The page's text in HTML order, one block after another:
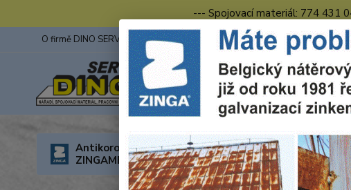
--- Spojovací materiál: 774 431
O firmě DINO SERVIS s.r.o. ZINGA Fotogalerie z výstav
Antikorozní nátěry
ZINGAMETALL
Úvod Ruční